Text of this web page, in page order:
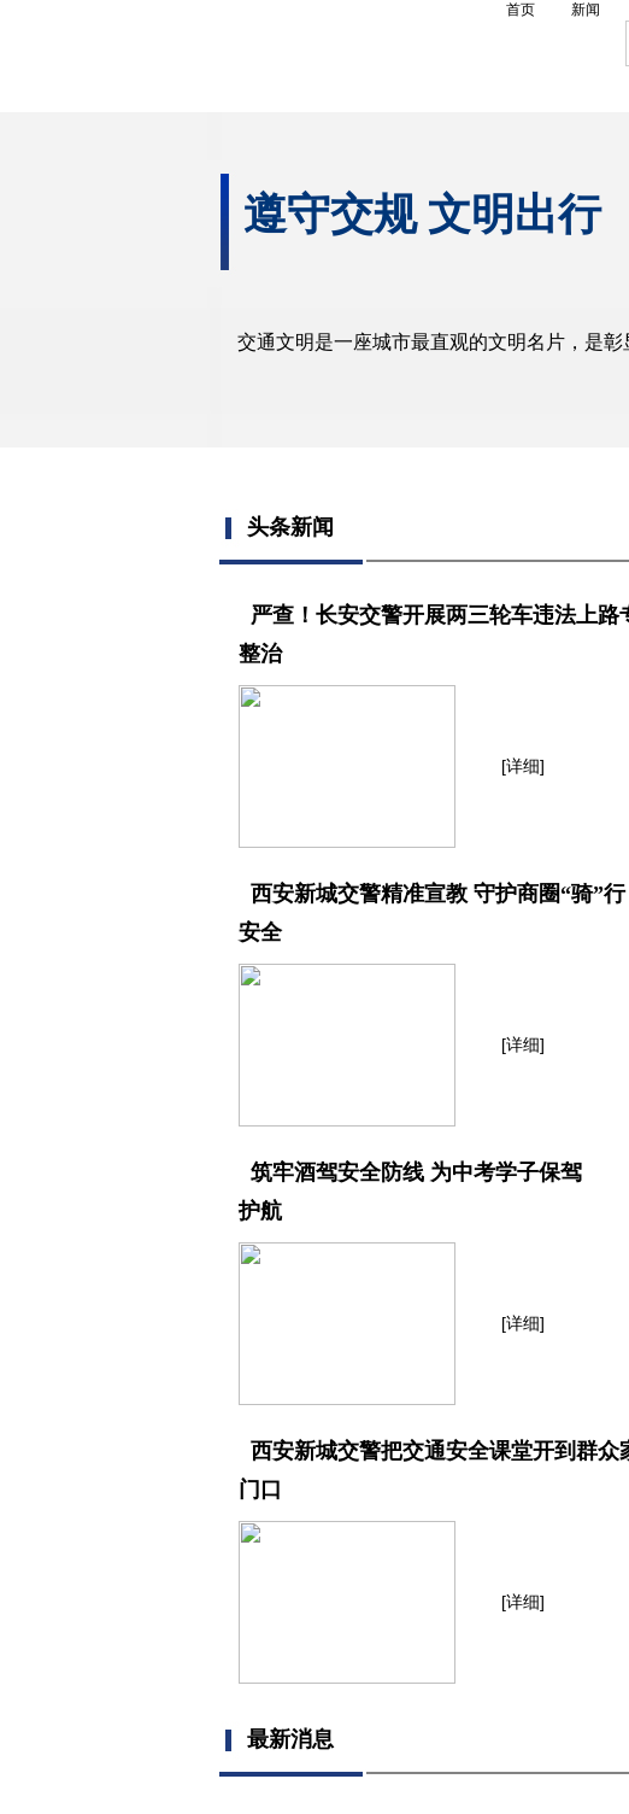
首页 新闻
遵守交规 文明出行
交通文明是一座城市最直观的文明名片，是
头条新闻
严查！长安交警开展两三轮车违法上路
整治
[详细]
西安新城交警精准宣教 守护商圈“骑”行
安全
[详细]
筑牢酒驾安全防线 为中考学子保驾
护航
[详细]
西安新城交警把交通安全课堂开到群众
门口
[详细]
最新消息